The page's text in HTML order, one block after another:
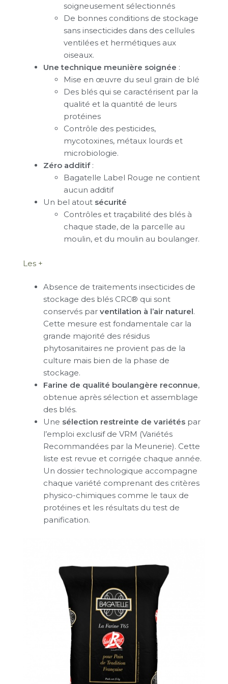
soigneusement sélectionnés
De bonnes conditions de stockage
sans insecticides dans des cellules
ventilées et hermétiques aux
oiseaux.
Une technique meunière soignée :
Mise en œuvre du seul grain de blé
Des blés qui se caractérisent par la
qualité et la quantité de leurs
protéines
Contrôle des pesticides,
mycotoxines, métaux lourds et
microbiologie.
Zéro additif:
Bagatelle Label Rouge ne contient
aucun additif
Un bel atout sécurité
Contrôles et traçabilité des blés à
chaque stade, de la parcelle au
moulin, et du moulin au boulanger.
Les +
Absence de traitements insecticides de
stockage des blés CRC® qui sont
conservés par ventilation à l’air naturel.
Cette mesure est fondamentale car la
grande majorité des résidus
phytosanitaires ne provient pas de la
culture mais bien de la phase de
stockage.
Farine de qualité boulangère reconnue,
obtenue après sélection et assemblage
des blés.
Une sélection restreinte de variétés par
l’emploi exclusif de VRM (Variétés
Recommandées par la Meunerie). Cette
liste est revue et corrigée chaque année.
Un dossier technologique accompagne
chaque variété comprenant des critères
physico-chimiques comme le taux de
protéines et les résultats du test de
panification.